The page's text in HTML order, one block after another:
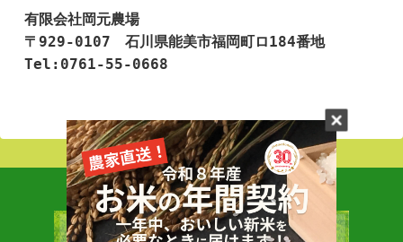
有限会社岡元農場
〒929-0107　石川県能美市福岡町ロ184番地
Tel:0761-55-0668